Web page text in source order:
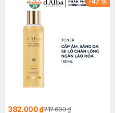
382.000 ₫717.600 ₫